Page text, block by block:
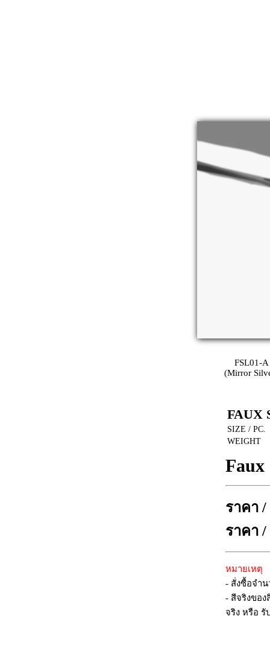
FSL01-A
(Mirror
FAUX
SIZE / PC.
WEIGHT
Faux
ราคา
ราคา
หมายเหตุ
- สั่งซื้อจำ
- สีจริงของ
จริง หรือ รั